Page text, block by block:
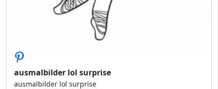
ausmalbilder lol surprise
ausmalbilder lol surprise